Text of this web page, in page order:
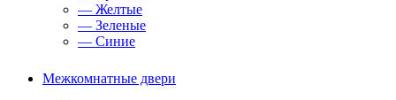
— Желтые
— Зеленые
— Синие
Межкомнатные двери